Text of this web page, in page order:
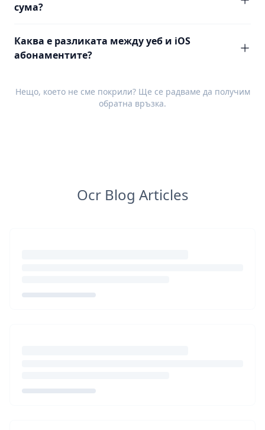
сума?
Каква е разликата между уеб и iOS
абонаментите?
Нещо, което не сме покрили? Ще се радваме да получим
обратна връзка.
Ocr Blog Articles